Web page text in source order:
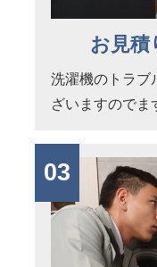
お見積
洗濯機のトラブ
ざいますのでま
03